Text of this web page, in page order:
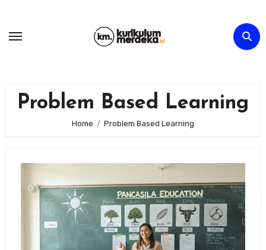
content
Problem Based Learning
Home Problem Based Learning